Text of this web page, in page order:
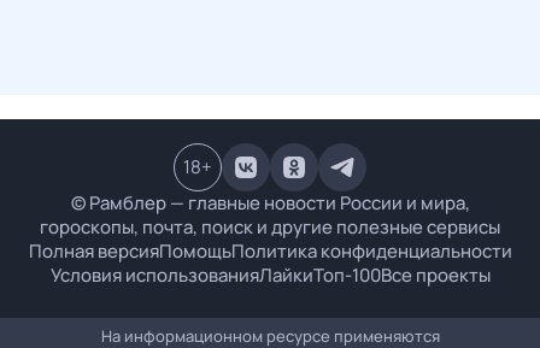
© Рамблер — главные новости России и мира,
гороскопы, почта, поиск и другие полезные сервисы
Полная версияПомощьПолитика конфиденциальности
Условия использованияЛайкиТоп-100Все проекты
18+
На информационном ресурсе применяются